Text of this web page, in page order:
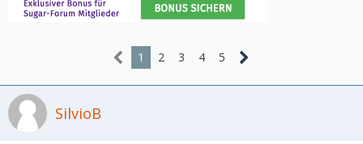
1 2 3 4 5
SilvioB